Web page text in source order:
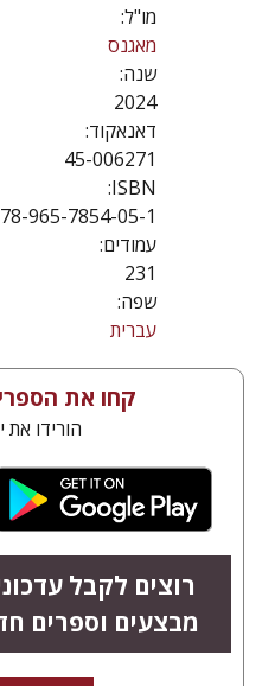
מו"ל:
מאגנס
שנה:
2024
דאנאקוד:
45-006271
ISBN:
965-7854-05-1
עמודים:
231
שפה:
עברית
קחו את
הורידו את
רוצים לקבל
מבצעים וספרים